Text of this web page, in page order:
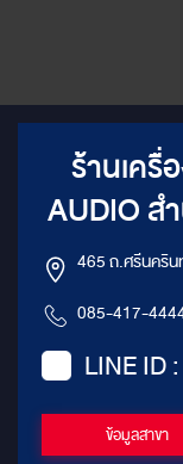
ร้านเครื่
465 ถ.ศรีนคริน
085-417-
LINE ID
ข้อมูลสาขา